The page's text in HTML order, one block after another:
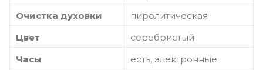
Очистка духовки
пиролитическая
Цвет
серебристый
Часы
есть, электронные